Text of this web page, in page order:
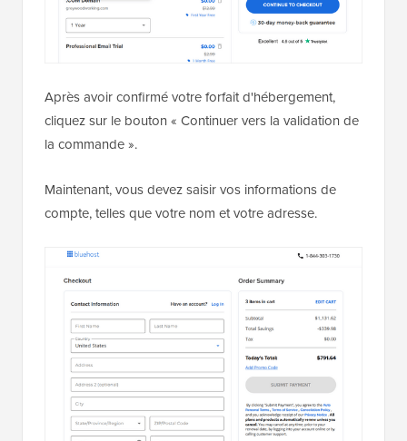
Après avoir confirmé votre forfait d'hébergement,
cliquez sur le bouton « Continuer vers la validation de
la commande ».
Maintenant, vous devez saisir vos informations de
compte, telles que votre nom et votre adresse.